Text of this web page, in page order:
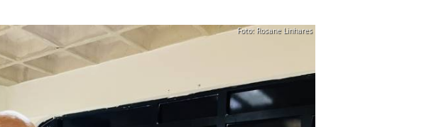
Foto: Rosane Linhares